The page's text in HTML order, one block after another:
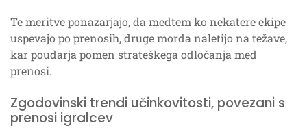
Te meritve ponazarjajo, da medtem ko nekatere ekipe
uspevajo po prenosih, druge morda naletijo na težave,
kar poudarja pomen strateškega odločanja med
prenosi.
Zgodovinski trendi učinkovitosti, povezani s
prenosi igralcev